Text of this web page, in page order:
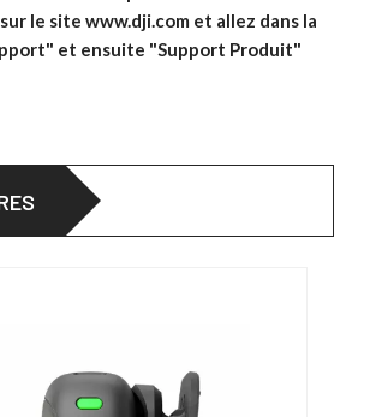
le site www.dji.com et allez dans la
et ensuite "Support Produit"